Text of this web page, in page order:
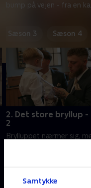
Samtykke
bump på vejen - fra en
Sæson 3 Sæson 4
2. Det store bryllup -
2
Brylluppet nærmer sig,
familieudfordringer.
3. december 2025 • 43 min